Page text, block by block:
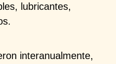
lubricantes,
interanualmente,